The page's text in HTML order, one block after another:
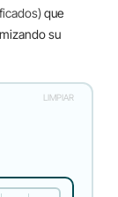
que
su
LIMPIAR